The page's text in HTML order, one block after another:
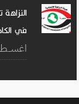
في
08